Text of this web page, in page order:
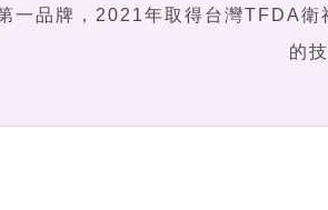
一品牌，2021年取得台灣TFDA
的